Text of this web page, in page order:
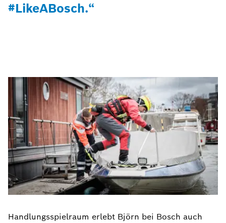
#LikeABosch.“
Handlungsspielraum erlebt Björn bei Bosch auch